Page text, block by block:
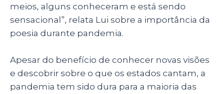
meios, alguns conheceram e está sendo
sensacional”, relata Lui sobre a importância da
poesia durante pandemia.
Apesar do benefício de conhecer novas visões
e descobrir sobre o que os estados cantam, a
pandemia tem sido dura para a maioria das